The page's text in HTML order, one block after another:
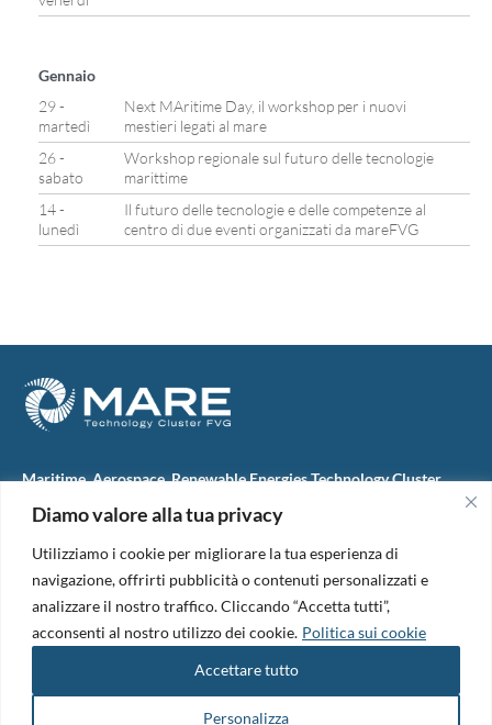
Diamo valore alla tua privacy
Utilizziamo i cookie per migliorare la tua esperienza di
navigazione, offrirti pubblicità o contenuti personalizzati e
analizzare il nostro traffico. Cliccando “Accetta tutti”,
acconsenti al nostro utilizzo dei cookie. Politica sui cookie
Personalizza
Accettare tutto
Gennaio
29 -
martedì
Next MAritime Day, il workshop per i nuovi
mestieri legati al mare
26 -
sabato
Workshop regionale sul futuro delle tecnologie
marittime
14 -
lunedì
Il futuro delle tecnologie e delle competenze al
centro di due eventi organizzati da mareFVG
Maritime, Aerospace, Renewable Energies Technology Cluster
M.A.R.E. TC FVG S.c.ar.l.
34074 Monfalcone (Italy)
tel. +39 0481 723440
Codice Fiscale e Partita Iva: 01138620313
PEC:marefvg@legalmail.it
Codice univoco per i pagamenti: M5UXCR1
Copyright 2026. Design and development by
Informativa Privacy|Cookie Policy|Amm. Trasparente|Bandi &